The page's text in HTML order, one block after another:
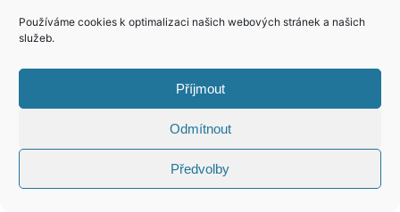
Používáme cookies k optimalizaci našich webových stránek a našich
služeb.
Příjmout
Odmítnout
Předvolby
KONTAKT
Copyright © 2026 VIP Bulvár, All Rights
Reserved